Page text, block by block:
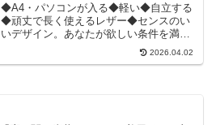
◆A4・パソコンが入る◆軽い◆自立する
◆頑丈で長く使えるレザー◆センスのい
いデザイン。あなたが欲しい条件を満た
す高品質な通勤バッグをラインナップし
ました。上質な本革バッグで快適に通勤
2026.04.02